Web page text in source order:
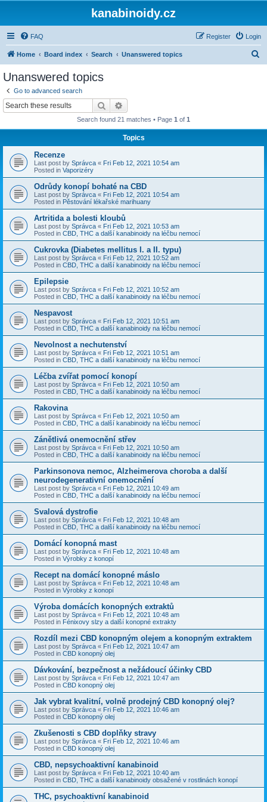
kanabinoidy.cz
FAQ Login
Register
Home Board index Search Unanswered topics
Unanswered topics
Go to advanced search
Search
Search found 21 matches • Page 1 of 1
Topics
Recenze
Last post by Správca « Fri Feb 12, 2021 10:54 am
Posted in Vaporizéry
Odrůdy konopí bohaté na CBD
Last post by Správca « Fri Feb 12, 2021 10:54 am
Posted in Pěstování lékařské marihuany
Artritida a bolesti kloubů
Last post by Správca « Fri Feb 12, 2021 10:53 am
Posted in CBD, THC a další kanabinoidy na léčbu nemocí
Cukrovka (Diabetes mellitus I. a II. typu)
Last post by Správca « Fri Feb 12, 2021 10:52 am
Posted in CBD, THC a další kanabinoidy na léčbu nemocí
Epilepsie
Last post by Správca « Fri Feb 12, 2021 10:52 am
Posted in CBD, THC a další kanabinoidy na léčbu nemocí
Nespavost
Last post by Správca « Fri Feb 12, 2021 10:51 am
Posted in CBD, THC a další kanabinoidy na léčbu nemocí
Nevolnost a nechutenství
Last post by Správca « Fri Feb 12, 2021 10:51 am
Posted in CBD, THC a další kanabinoidy na léčbu nemocí
Léčba zvířat pomocí konopí
Last post by Správca « Fri Feb 12, 2021 10:50 am
Posted in CBD, THC a další kanabinoidy na léčbu nemocí
Rakovina
Last post by Správca « Fri Feb 12, 2021 10:50 am
Posted in CBD, THC a další kanabinoidy na léčbu nemocí
Zánětlivá onemocnění střev
Last post by Správca « Fri Feb 12, 2021 10:50 am
Posted in CBD, THC a další kanabinoidy na léčbu nemocí
Parkinsonova nemoc, Alzheimerova choroba a další
neurodegenerativní onemocnění
Last post by Správca « Fri Feb 12, 2021 10:49 am
Posted in CBD, THC a další kanabinoidy na léčbu nemocí
Svalová dystrofie
Last post by Správca « Fri Feb 12, 2021 10:48 am
Posted in CBD, THC a další kanabinoidy na léčbu nemocí
Domácí konopná mast
Last post by Správca « Fri Feb 12, 2021 10:48 am
Posted in Výrobky z konopí
Recept na domácí konopné máslo
Last post by Správca « Fri Feb 12, 2021 10:48 am
Posted in Výrobky z konopí
Výroba domácích konopných extraktů
Last post by Správca « Fri Feb 12, 2021 10:48 am
Posted in Fénixovy slzy a další konopné extrakty
Rozdíl mezi CBD konopným olejem a konopným extraktem
Last post by Správca « Fri Feb 12, 2021 10:47 am
Posted in CBD konopný olej
Dávkování, bezpečnost a nežádoucí účinky CBD
Last post by Správca « Fri Feb 12, 2021 10:47 am
Posted in CBD konopný olej
Jak vybrat kvalitní, volně prodejný CBD konopný olej?
Last post by Správca « Fri Feb 12, 2021 10:46 am
Posted in CBD konopný olej
Zkušenosti s CBD doplňky stravy
Last post by Správca « Fri Feb 12, 2021 10:46 am
Posted in CBD konopný olej
CBD, nepsychoaktivní kanabinoid
Last post by Správca « Fri Feb 12, 2021 10:40 am
Posted in CBD, THC a další kanabinoidy obsažené v rostlinách konopí
THC, psychoaktivní kanabinoid